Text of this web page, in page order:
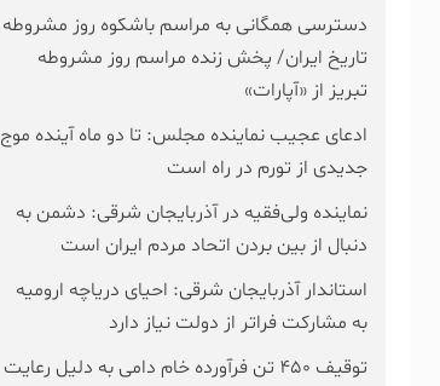
دسترسی همگانی به مراسم باشکوه روز مشروطه
تاریخ ایران/ پخش زنده مراسم روز مشروطه
تبریز از «آپارات»
ادعای عجیب نماینده مجلس: تا دو ماه آینده موج
جدیدی از تورم در راه است
نماینده ولی‌فقیه در آذربایجان شرقی: دشمن به
دنبال از بین بردن اتحاد مردم ایران است
استاندار آذربایجان شرقی: احیای دریاچه ارومیه
به مشارکت فراتر از دولت نیاز دارد
توقیف ۴۵۰ تن فرآورده خام دامی به دلیل رعایت